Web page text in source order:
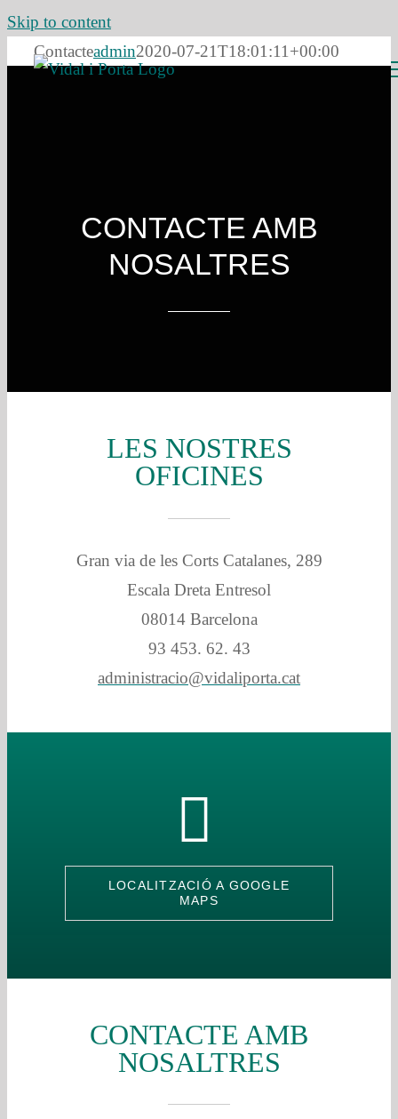
Skip to content
Contacteadmin2020-07-21T18:01:11+00:00
CONTACTE AMB
NOSALTRES
LES NOSTRES
OFICINES
Gran via de les Corts Catalanes, 289
Escala Dreta Entresol
08014 Barcelona
93 453. 62. 43
administracio@vidaliporta.cat
LOCALITZACIÓ A GOOGLE
MAPS
CONTACTE AMB
NOSALTRES